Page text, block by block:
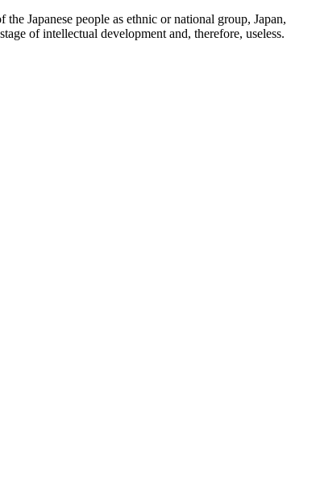
Japanese people as ethnic or national group, Japan,
of intellectual development and, therefore, useless.